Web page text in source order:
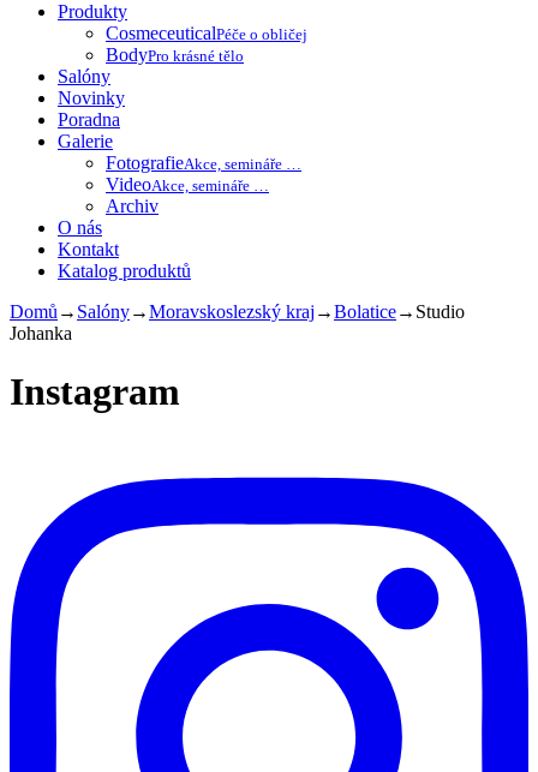
Produkty
CosmeceuticalPéče o obličej
BodyPro krásné tělo
Salóny
Novinky
Poradna
Galerie
FotografieAkce, semináře …
VideoAkce, semináře …
Archiv
O nás
Kontakt
Katalog produktů
Domů → Salóny→Moravskoslezský kraj →Bolatice→ Studio
Johanka
Instagram